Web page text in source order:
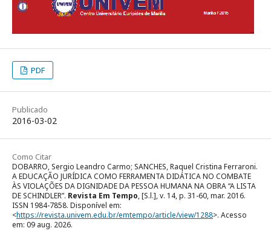
PDF
Publicado
2016-03-02
Como Citar
DOBARRO, Sergio Leandro Carmo; SANCHES, Raquel Cristina Ferraroni.
A EDUCAÇÃO JURÍDICA COMO FERRAMENTA DIDÁTICA NO COMBATE
ÀS VIOLAÇÕES DA DIGNIDADE DA PESSOA HUMANA NA OBRA “A LISTA
DE SCHINDLER”. Revista Em Tempo, [S.l.], v. 14, p. 31-60, mar. 2016.
ISSN 1984-7858. Disponível em:
<https://revista.univem.edu.br/emtempo/article/view/1288>. Acesso
em: 09 aug. 2026.